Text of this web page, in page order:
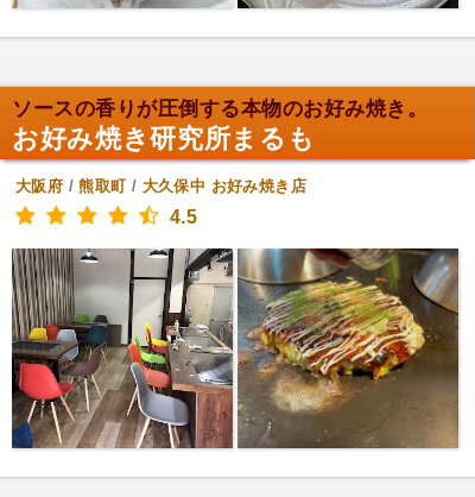
ソースの香りが圧倒する本物のお好み焼き。
お好み焼き研究所まるも
大阪府 /熊取町/ 大久保中 お好み焼き店
4.5